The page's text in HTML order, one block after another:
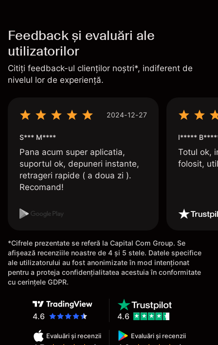
Feedback și evaluări ale
utilizatorilor
Citiți feedback-ul clienților noștri*, indiferent de
nivelul lor de experiență.
2024-12-27
S*** M****
Pana acum super aplicatia,
suportul ok, depuneri instante,
retrageri rapide ( a doua zi ).
Recomand!
I*****
Totul ok,
folosit,
*Cifrele prezentate se referă la Capital Com Group. Se
afișează recenziile noastre de 4 și 5 stele. Datele specifice
ale utilizatorului au fost anonimizate în mod intenționat
pentru a proteja confidențialitatea acestuia în conformitate
cu cerințele GDPR.
4.6
Evaluări și recenzii Evaluări și recenzii
4.6